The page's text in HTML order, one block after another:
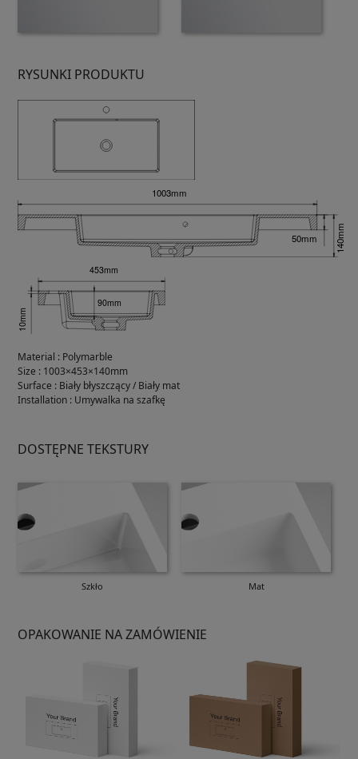
RYSUNKI PRODUKTU
Material : Polymarble
Size : 1003×453×140mm
Surface : Biały błyszczący / Biały mat
Installation : Umywalka na szafkę
DOSTĘPNE TEKSTURY
Szkło Mat
OPAKOWANIE NA ZAMÓWIENIE